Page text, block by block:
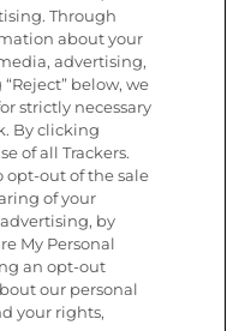
Especiales y
SOCIALES
privacidad
sensibles
personales
los derechos reservados.
Through
about your
advertising,
below, we
strictly necessary
By clicking
of all Trackers.
opt-out of the sale
of your
by
My Personal
an opt-out
our personal
your rights,